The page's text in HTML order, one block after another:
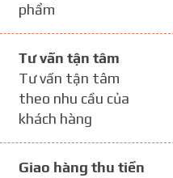
phẩm
Tư vấn tận tâm
Tư vấn tận tâm
theo nhu cầu của
khách hàng
Giao hàng thu tiền